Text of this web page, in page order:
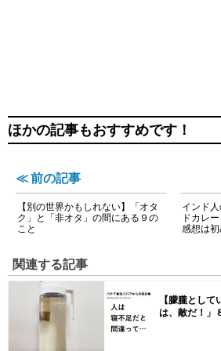
ほかの記事もおすすめです！
≪ 前の記事
【別の世界かもしれない】「オタ
ク」と「非オタ」の間にある９の
こと
インド
ドカレ
感想は初
関連する記事
【朦朧とし
は、敵だ！」